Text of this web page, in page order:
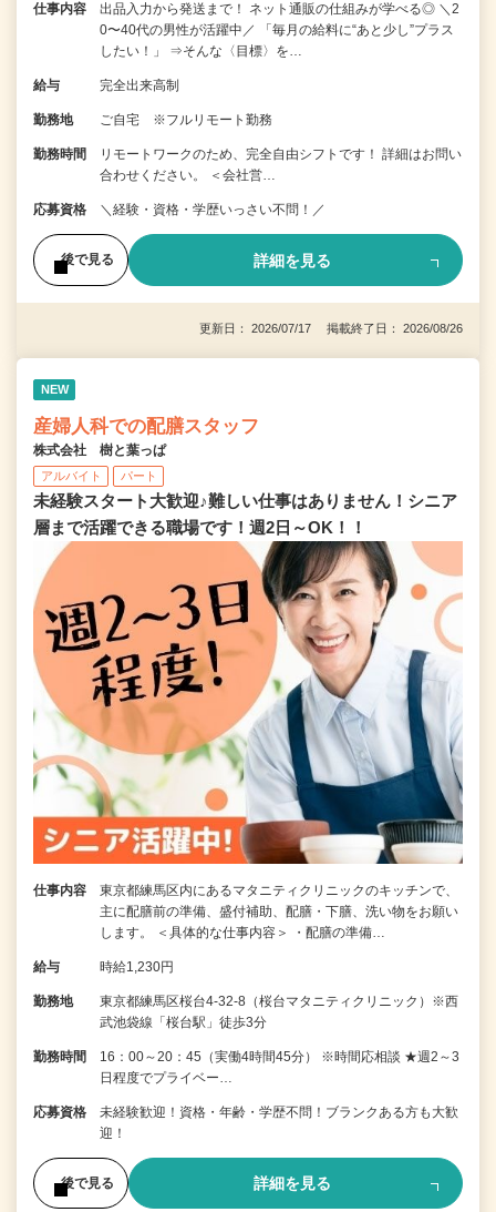
仕事内容
出品入力から発送まで！ ネット通販の仕組みが学べる◎ ＼2
0〜40代の男性が活躍中／ 「毎月の給料に“あと少し”プラス
したい！」 ⇒そんな〈目標〉を…
給与 完全出来高制
勤務地 ご自宅 ※フルリモート勤務
勤務時間
リモートワークのため、完全自由シフトです！ 詳細はお問い
合わせください。 ＜会社営…
応募資格 ＼経験・資格・学歴いっさい不問！／
後で見る 詳細を見る
更新日： 2026/07/17 掲載終了日： 2026/08/26
NEW
産婦人科での配膳スタッフ
株式会社 樹と葉っぱ
アルバイト パート
未経験スタート大歓迎♪難しい仕事はありません！シニア
層まで活躍できる職場です！週2日～OK！！
仕事内容
東京都練馬区内にあるマタニティクリニックのキッチンで、
主に配膳前の準備、盛付補助、配膳・下膳、洗い物をお願い
します。 ＜具体的な仕事内容＞ ・配膳の準備…
給与 時給1,230円
勤務地
東京都練馬区桜台4-32-8（桜台マタニティクリニック）※西
武池袋線「桜台駅」徒歩3分
勤務時間
16：00～20：45（実働4時間45分） ※時間応相談 ★週2～3
日程度でプライベー…
応募資格
未経験歓迎！資格・年齢・学歴不問！ブランクある方も大歓
迎！
後で見る 詳細を見る